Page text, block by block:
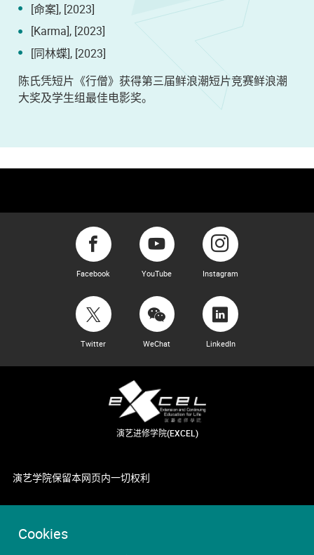
Cookies
[命案], [2023]
[Karma], [2023]
[同林蝶], [2023]
陈氏凭短片《行僧》获得第三届鲜浪潮短片竞赛鲜浪潮
大奖及学生组最佳电影奖。
Facebook YouTube Instagram
Twitter WeChat LinkedIn
演艺进修学院(EXCEL)
演艺学院保留本网页内一切权利